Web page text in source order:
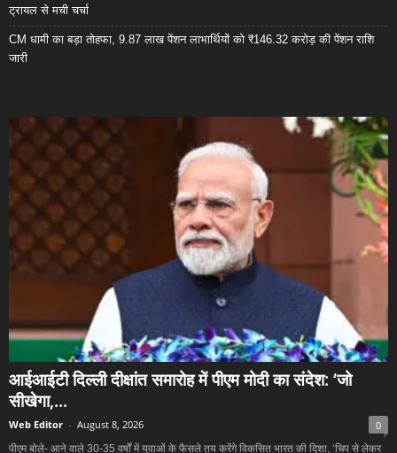
ट्रायल से मची चर्चा
CM धामी का बड़ा तोहफा, 9.87 लाख पेंशन लाभार्थियों को ₹146.32 करोड़ की पेंशन राशि
जारी
आईआईटी दिल्ली दीक्षांत समारोह में पीएम मोदी का संदेश: ‘जो
सीखेगा,...
Web Editor - August 8, 2026 0
पीएम बोले- आने वाले 30-35 वर्षों में युवाओं के फैसले तय करेंगे विकसित भारत की दिशा, ‘चिप से लेकर